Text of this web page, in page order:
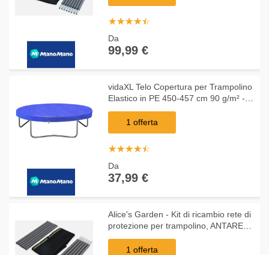
☆☆☆☆☆
★★★★★
Da
99,99 €
vidaXL Telo Copertura per Trampolino
Elastico in PE 450-457 cm 90 g/m² -
Blu
1 offerta
☆☆☆☆☆
★★★★★
Da
37,99 €
Alice's Garden - Kit di ricambio rete di
protezione per trampolino, ANTARES
OUTER, per tappeto modello Pluton
Ø250cm1 offerta